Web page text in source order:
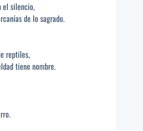
el silencio,
de lo sagrado.
reptiles,
tiene nombre.